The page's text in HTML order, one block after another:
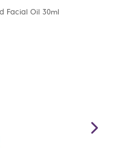
Facial Oil 30ml